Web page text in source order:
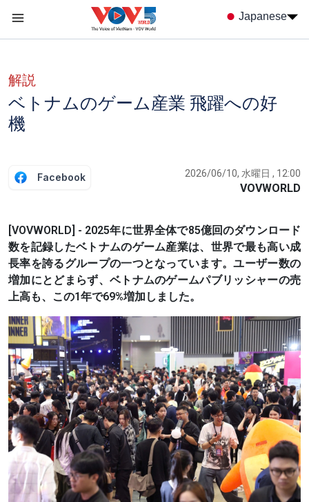
Japanese
解説
ベトナムのゲーム産業 飛躍への好
機
Facebook 2026/06/10, 水曜日 , 12:00
VOVWORLD
[VOVWORLD] - 2025年に世界全体で85億回のダウンロード
数を記録したベトナムのゲーム産業は、世界で最も高い成
長率を誇るグループの一つとなっています。ユーザー数の
増加にとどまらず、ベトナムのゲームパブリッシャーの売
上高も、この1年で69%増加しました。